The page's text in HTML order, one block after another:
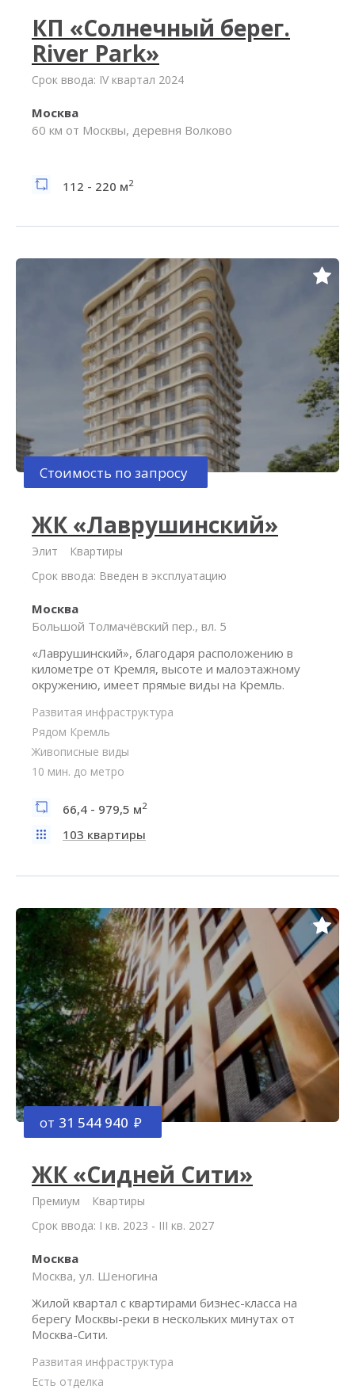
КП «Солнечный берег.
River Park»
Срок ввода: IV квартал 2024
Москва
60 км от Москвы, деревня Волково
112 - 220 м2
Стоимость по запросу
ЖК «Лаврушинский»
Элит
Квартиры
Срок ввода: Введен в эксплуатацию
Москва
Большой Толмачёвский пер., вл. 5
«Лаврушинский», благодаря расположению в
километре от Кремля, высоте и малоэтажному
окружению, имеет прямые виды на Кремль.
Развитая инфраструктура
Рядом Кремль
Живописные виды
10 мин. до метро
66,4 - 979,5 м2
103 квартиры
от 31 544 940
ЖК «Сидней Сити»
Премиум
Квартиры
Срок ввода: I кв. 2023 - III кв. 2027
Москва
Москва, ул. Шеногина
Жилой квартал с квартирами бизнес-класса на
берегу Москвы-реки в нескольких минутах от
Москва-Сити.
Развитая инфраструктура
Есть отделка